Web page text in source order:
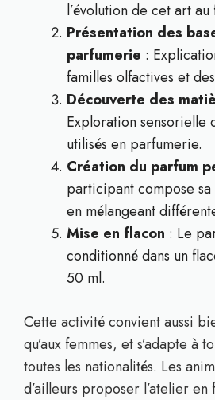
l’évolution de cet art
Présentation des
parfumerie :
familles olfactives et
Découverte des
Exploration sensorielle
utilisés en parfumerie.
Création du parfum
participant compose
en mélangeant
Mise en flacon : Le
conditionné dans un
50 ml.
Cette activité convient aussi
qu’aux femmes, et s’adapte à
toutes les nationalités. Les
d’ailleurs proposer l’atelier en